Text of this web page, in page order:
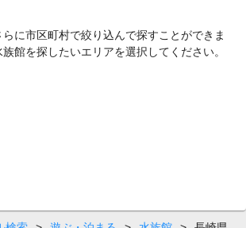
に市区町村で絞り込んで探すことができま
館を探したいエリアを選択してください。